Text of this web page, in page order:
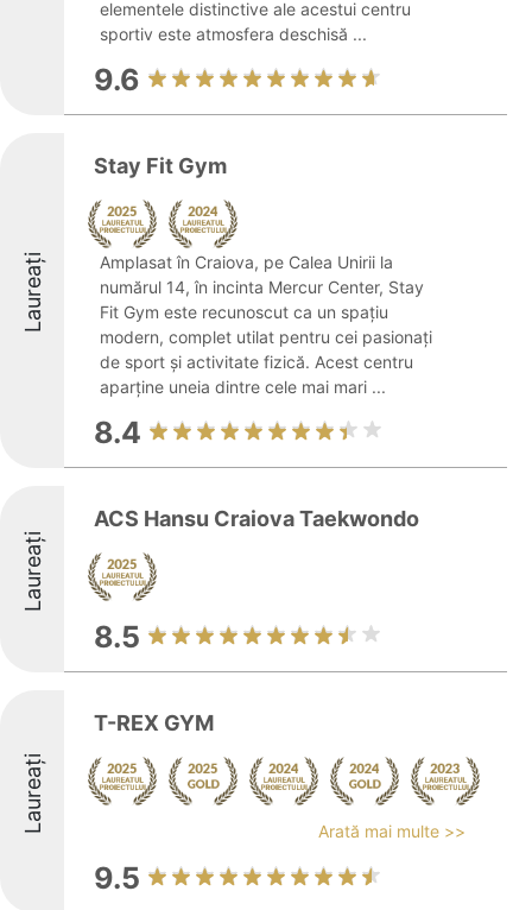
elementele distinctive ale acestui centru
sportiv este atmosfera deschisă ...
9.6
Laureați
Stay Fit Gym
Amplasat în Craiova, pe Calea Unirii la
numărul 14, în incinta Mercur Center, Stay
Fit Gym este recunoscut ca un spațiu
modern, complet utilat pentru cei pasionați
de sport și activitate fizică. Acest centru
aparține uneia dintre cele mai mari ...
8.4
Laureați
ACS Hansu Craiova Taekwondo
8.5
Laureați
T-REX GYM
Arată mai multe >>
9.5